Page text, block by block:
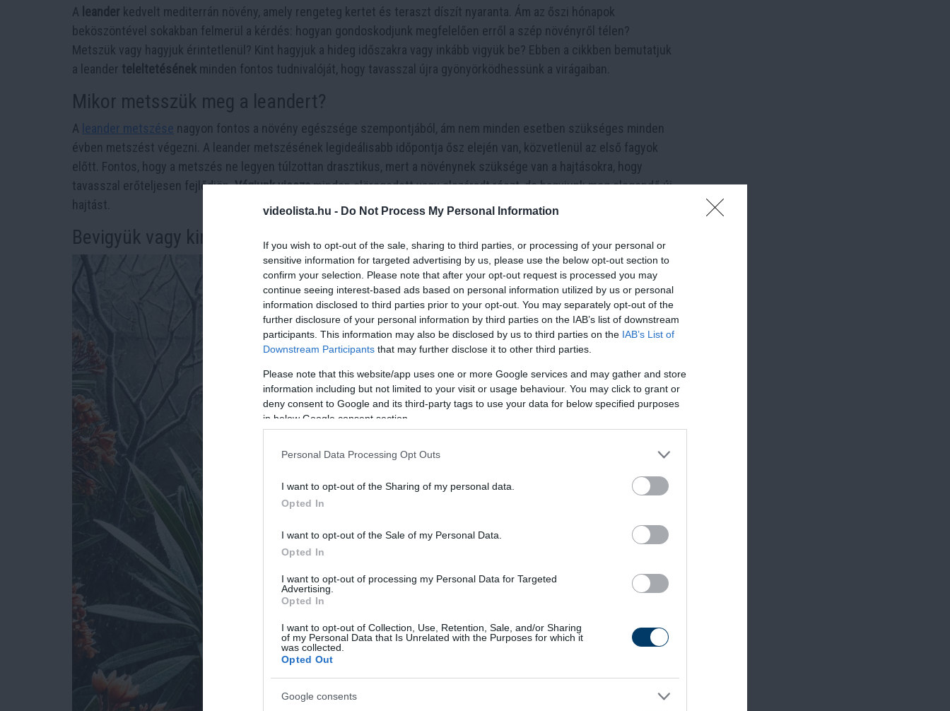
videolista.hu - Do Not Process My Personal Information
If you wish to opt-out of the sale, sharing to third parties, or processing of your personal or
sensitive information for targeted advertising by us, please use the below opt-out section to
confirm your selection. Please note that after your opt-out request is processed you may
continue seeing interest-based ads based on personal information utilized by us or personal
information disclosed to third parties prior to your opt-out. You may separately opt-out of the
further disclosure of your personal information by third parties on the IAB’s list of downstream
participants. This information may also be disclosed by us to third parties on the IAB’s List of
Downstream Participants that may further disclose it to other third parties.
Please note that this website/app uses one or more Google services and may gather and store
information including but not limited to your visit or usage behaviour. You may click to grant or
deny consent to Google and its third-party tags to use your data for below specified purposes
in below Google consent section.
Personal Data Processing Opt Outs
I want to opt-out of the Sharing of my personal data.
Opted In
I want to opt-out of the Sale of my Personal Data.
Opted In
I want to opt-out of processing my Personal Data for Targeted
Advertising.
Opted In
I want to opt-out of Collection, Use, Retention, Sale, and/or Sharing
of my Personal Data that Is Unrelated with the Purposes for which it
was collected.
Opted Out
Google consents
A leander kedvelt mediterrán növény, amely rengeteg kertet és teraszt díszít nyaranta. Ám az őszi hónapok
beköszöntével sokakban felmerül a kérdés: hogyan gondoskodjunk megfelelően erről a szép növényről télen?
Metszük vagy hagyjuk érintetlenül? Kint hagyjuk a hideg időszakra vagy inkább vigyük be? Ebben a cikkben bemutatjuk
a leander teleltetésének minden fontos tudnivalóját, hogy tavasszal újra gyönyörködhessünk a virágaiban.
Mikor metsszük meg a leandert?
A leander metszése nagyon fontos a növény egészsége szempontjából, ám nem minden esetben szükséges minden
évben metszést végezni. A leander metszésének legideálisabb időpontja ősz elején van, közvetlenül az első fagyok
előtt. Fontos, hogy a metszés ne legyen túlzottan drasztikus, mert a növénynek szüksége van a hajtásokra, hogy
tavasszal erőteljesen fejlődjön.Vágjunk visszaminden elöregedett vagy elszáradt részt, de hagyjunk meg elegendő új
hajtást.
Bevigyük vagy kint hagyjuk?